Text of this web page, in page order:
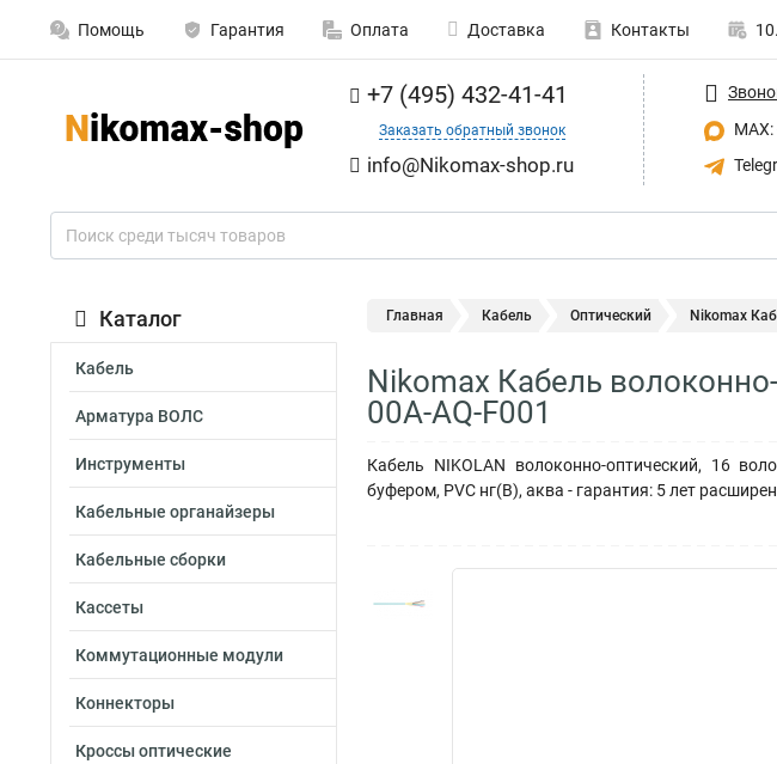
Помощь Гарантия Оплата Доставка Контакты
+7 (495) 432-41-41
Заказать обратный звонок
info@Nikomax-shop.ru
Каталог
Кабель
Арматура ВОЛС
Инструменты
Кабельные органайзеры
Кабельные сборки
Кассеты
Коммутационные модули
Коннекторы
Кроссы оптические
Главная Кабель Оптический Nikomax
Nikomax Кабель
00A-AQ-F001
Кабель NIKOLAN волоконно-оптический, 16
буфером, PVC нг(B), аква - гарантия: 5 лет